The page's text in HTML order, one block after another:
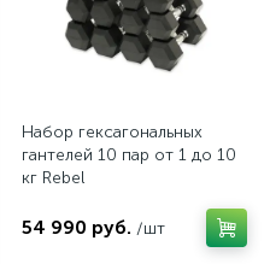
Набор гексагональных
гантелей 10 пар от 1 до 10
кг Rebel
54 990 руб. /шт